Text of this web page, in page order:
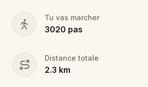
Tu vas marcher
3020 pas
Distance totale
2.3 km